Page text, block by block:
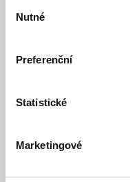
souhlasu
Nutné
Preferenční
Statistické
Marketingové